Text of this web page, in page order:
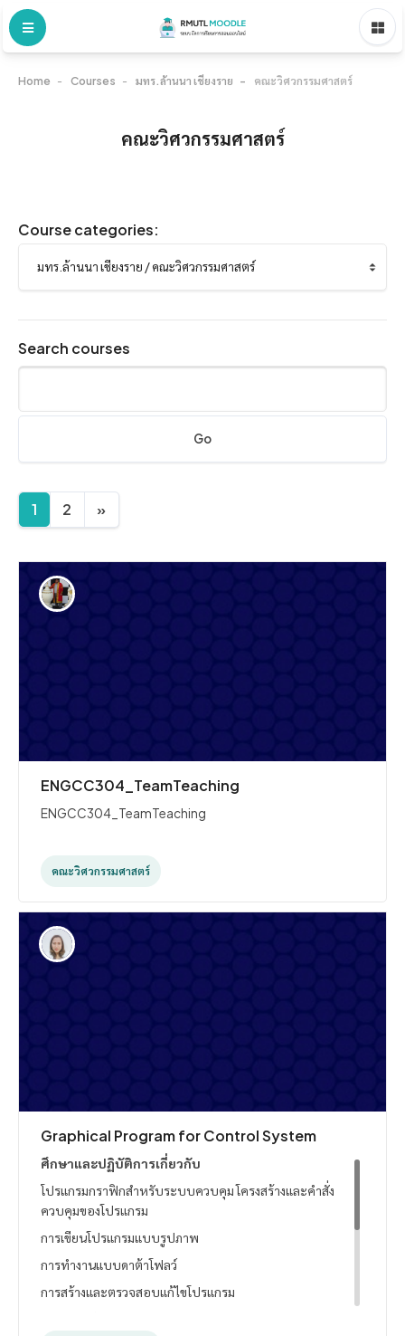
Home Courses มทร.ล้านนา เชียงราย คณะวิศวกรรมศาสตร์
คณะวิศวกรรมศาสตร์
Course categories:
Search courses
Go
1 2 »
ENGCC304_TeamTeaching
ENGCC304_TeamTeaching
คณะวิศวกรรมศาสตร์
Graphical Program for Control System
ศึกษาและปฏิบัติการเกี่ยวกับ
โปรแกรมกราฟิกสำหรับระบบควบคุม โครงสร้างและคำสั่ง
ควบคุมของโปรแกรม
การเขียนโปรแกรมแบบรูปภาพ
การทำงานแบบดาต้าโฟลว์
การสร้างและตรวจสอบแก้ไขโปรแกรม